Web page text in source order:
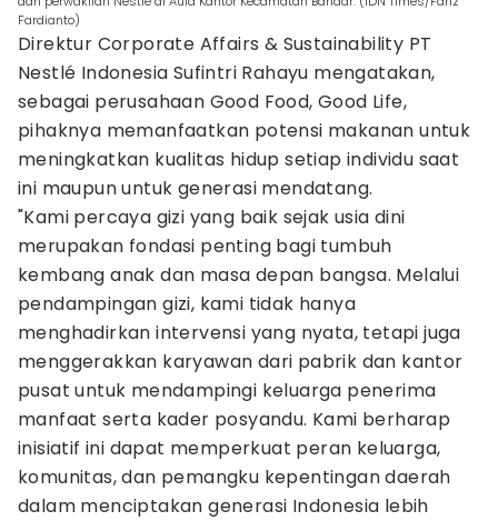
Fardianto)
Direktur Corporate Affairs & Sustainability PT
Nestlé Indonesia Sufintri Rahayu mengatakan,
sebagai perusahaan Good Food, Good Life,
pihaknya memanfaatkan potensi makanan untuk
meningkatkan kualitas hidup setiap individu saat
ini maupun untuk generasi mendatang.
"Kami percaya gizi yang baik sejak usia dini
merupakan fondasi penting bagi tumbuh
kembang anak dan masa depan bangsa. Melalui
pendampingan gizi, kami tidak hanya
menghadirkan intervensi yang nyata, tetapi juga
menggerakkan karyawan dari pabrik dan kantor
pusat untuk mendampingi keluarga penerima
manfaat serta kader posyandu. Kami berharap
inisiatif ini dapat memperkuat peran keluarga,
komunitas, dan pemangku kepentingan daerah
dalam menciptakan generasi Indonesia lebih